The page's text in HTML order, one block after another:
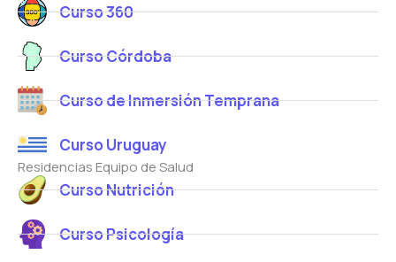
Curso 360
Curso Córdoba
Curso de Inmersión Temprana
Curso Uruguay
Residencias Equipo de Salud
Curso Nutrición
Curso Psicología